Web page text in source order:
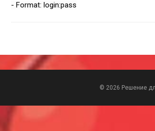
- Format: login:pass
© 2026 Решение